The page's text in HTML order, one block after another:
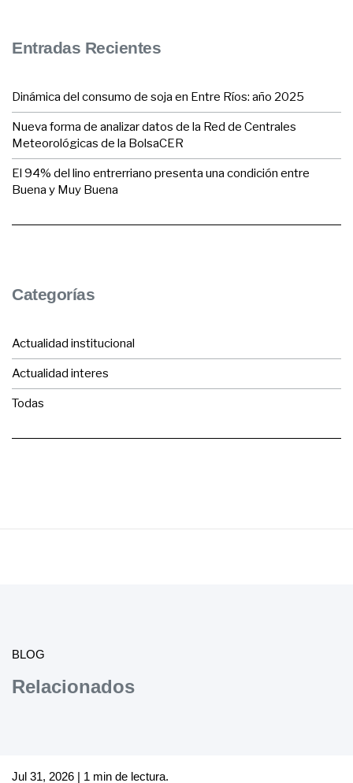
Entradas Recientes
Dinámica del consumo de soja en Entre Ríos: año 2025
Nueva forma de analizar datos de la Red de Centrales
Meteorológicas de la BolsaCER
El 94% del lino entrerriano presenta una condición entre
Buena y Muy Buena
Categorías
Actualidad institucional
Actualidad interes
Todas
BLOG
Relacionados
Jul 31, 2026 | 1 min de lectura.